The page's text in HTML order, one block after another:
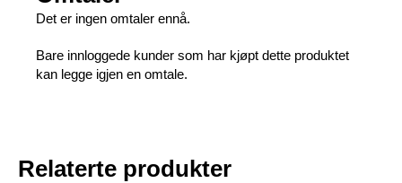
Det er ingen omtaler ennå.
Bare innloggede kunder som har kjøpt dette produktet
kan legge igjen en omtale.
Relaterte produkter